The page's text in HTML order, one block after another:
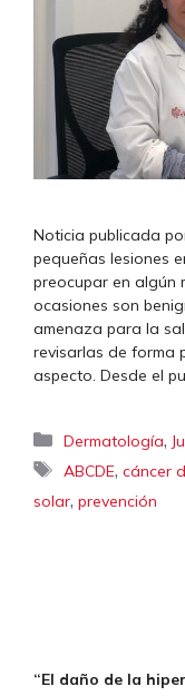
Noticia publicada
pequeñas lesiones
preocupar en algún
ocasiones son
amenaza para la
revisarlas de forma
aspecto. Desde el
Categorías
Dermatología,
Etiquetas
ABCDE,cáncer
solar, prevención
“El daño de la